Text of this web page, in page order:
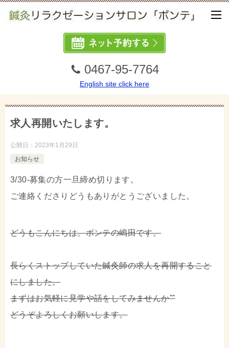
0467-95-7764
English site click here
求人再開いたします。
公開日： 2023年1月29日
お知らせ
3/30-募集の方一旦締め切ります。
ご連絡くださりどうもありがとうございました。
どうもこんにちは。ボンテの嶋田です。
長らくストップしていた鍼灸師の求人を再開すること
にしました。
まずはお気軽に見学や話をしてみませんかˆˆ
どうぞよろしくお願いします。